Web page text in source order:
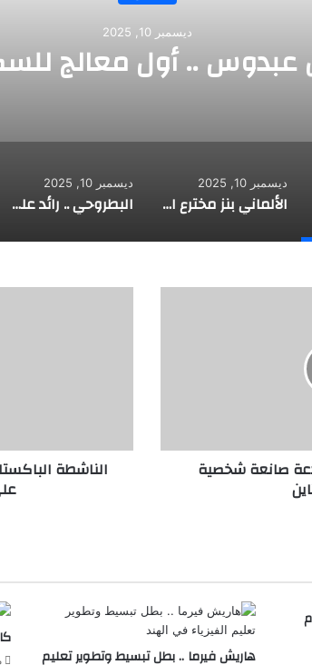
معالج للسكري
10, 2025
الألماني بنز مخترع السيارة الحديثة
ديسمبر 10, 2025
البطروحي .. رائد علم الفلك الحديث
صانعة شخصية
ل
ن
ة
ل
الناشطة
هاريش فيرما .. بطل تبسيط وتطوير تعليم